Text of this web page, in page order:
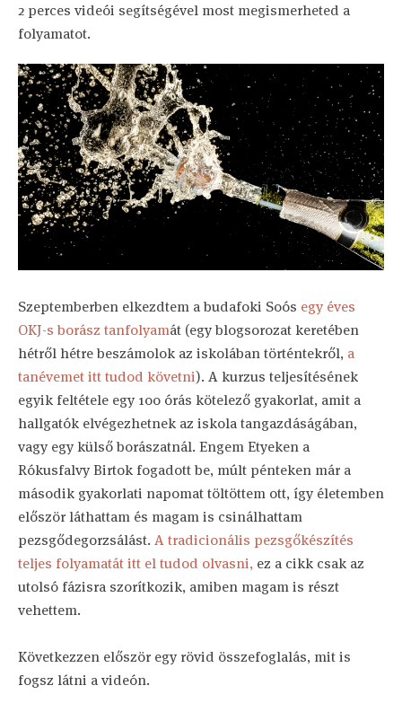
2 perces videói segítségével most megismerheted a
folyamatot.
Szeptemberben elkezdtem a budafoki Soós egy éves
OKJ-s borász tanfolyamát (egy blogsorozat keretében
hétről hétre beszámolok az iskolában történtekről, a
tanévemet itt tudod követni). A kurzus teljesítésének
egyik feltétele egy 100 órás kötelező gyakorlat, amit a
hallgatók elvégezhetnek az iskola tangazdáságában,
vagy egy külső borászatnál. Engem Etyeken a
Rókusfalvy Birtok fogadott be, múlt pénteken már a
második gyakorlati napomat töltöttem ott, így életemben
először láthattam és magam is csinálhattam
pezsgődegorzsálást. A tradicionális pezsgőkészítés
teljes folyamatát itt el tudod olvasni, ez a cikk csak az
utolsó fázisra szorítkozik, amiben magam is részt
vehettem.
Következzen először egy rövid összefoglalás, mit is
fogsz látni a videón.